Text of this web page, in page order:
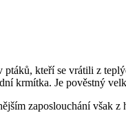
ptáků, kteří se vrátili z
krmítka. Je pověstný
zaposlouchání však z